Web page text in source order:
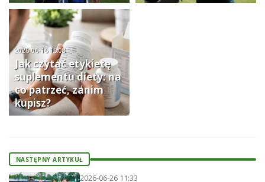
2026-06-16 16:08
Jak czytać etykietę
suplementu diety: na
co patrzeć, zanim
kupisz?
NASTĘPNY ARTYKUŁ
2026-06-26 11:33